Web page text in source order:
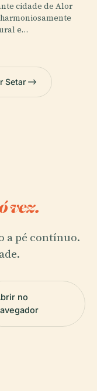
cidade de Alor
e…
Setar
vez.
a pé contínuo.
no